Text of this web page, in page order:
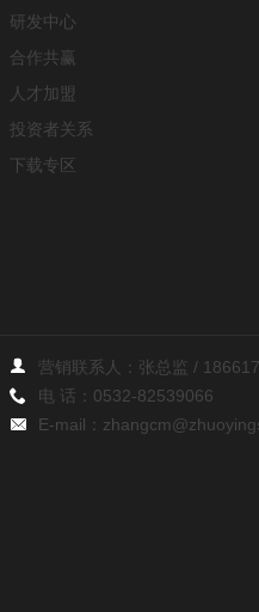
研发中心
合作共赢
人才加盟
投资者关系
下载专区
营销联系人：张总监 /
电 话： 0532-82539066
E-mail：